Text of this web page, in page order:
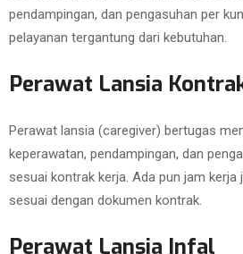
pendampingan, dan pengasuhan per
pelayanan tergantung dari kebutuhan.
Perawat Lansia
Perawat lansia (caregiver) bertugas
keperawatan, pendampingan, dan
sesuai kontrak kerja. Ada pun jam kerja
sesuai dengan dokumen kontrak.
Perawat Lansia Infal